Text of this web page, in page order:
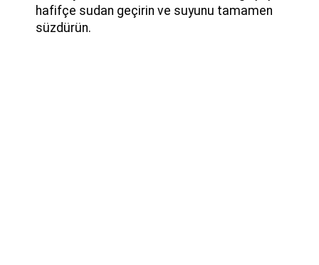
hafifçe sudan geçirin ve suyunu tamamen
süzdürün.